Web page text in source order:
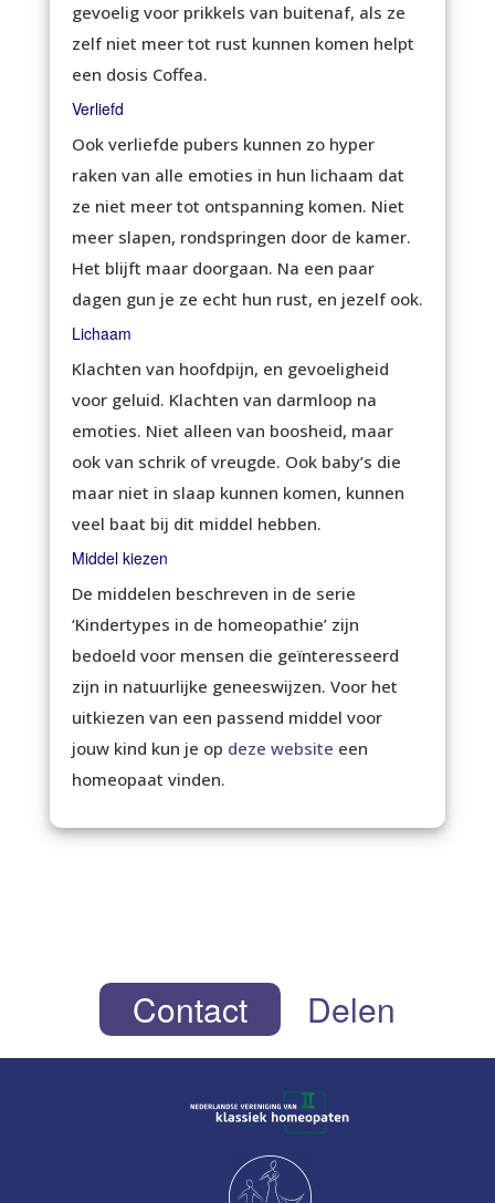
gevoelig voor prikkels van buitenaf, als ze
zelf niet meer tot rust kunnen komen helpt
een dosis Coffea.
Verliefd
Ook verliefde pubers kunnen zo hyper
raken van alle emoties in hun lichaam dat
ze niet meer tot ontspanning komen. Niet
meer slapen, rondspringen door de kamer.
Het blijft maar doorgaan. Na een paar
dagen gun je ze echt hun rust, en jezelf ook.
Lichaam
Klachten van hoofdpijn, en gevoeligheid
voor geluid. Klachten van darmloop na
emoties. Niet alleen van boosheid, maar
ook van schrik of vreugde. Ook baby’s die
maar niet in slaap kunnen komen, kunnen
veel baat bij dit middel hebben.
Middel kiezen
De middelen beschreven in de serie
‘Kindertypes in de homeopathie’ zijn
bedoeld voor mensen die geïnteresseerd
zijn in natuurlijke geneeswijzen. Voor het
uitkiezen van een passend middel voor
jouw kind kun je op deze website een
homeopaat vinden.
Contact Delen